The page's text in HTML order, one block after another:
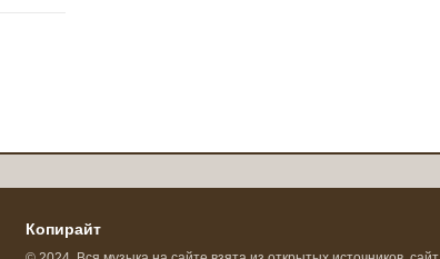
Копирайт